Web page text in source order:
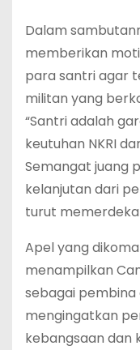
Dalam
memberikan
para santri agar
militan yang
“Santri adalah
keutuhan NKRI
Semangat juang
kelanjutan dari
turut
Apel yang
menampilkan
sebagai pembina
mengingatkan
kebangsaan dan